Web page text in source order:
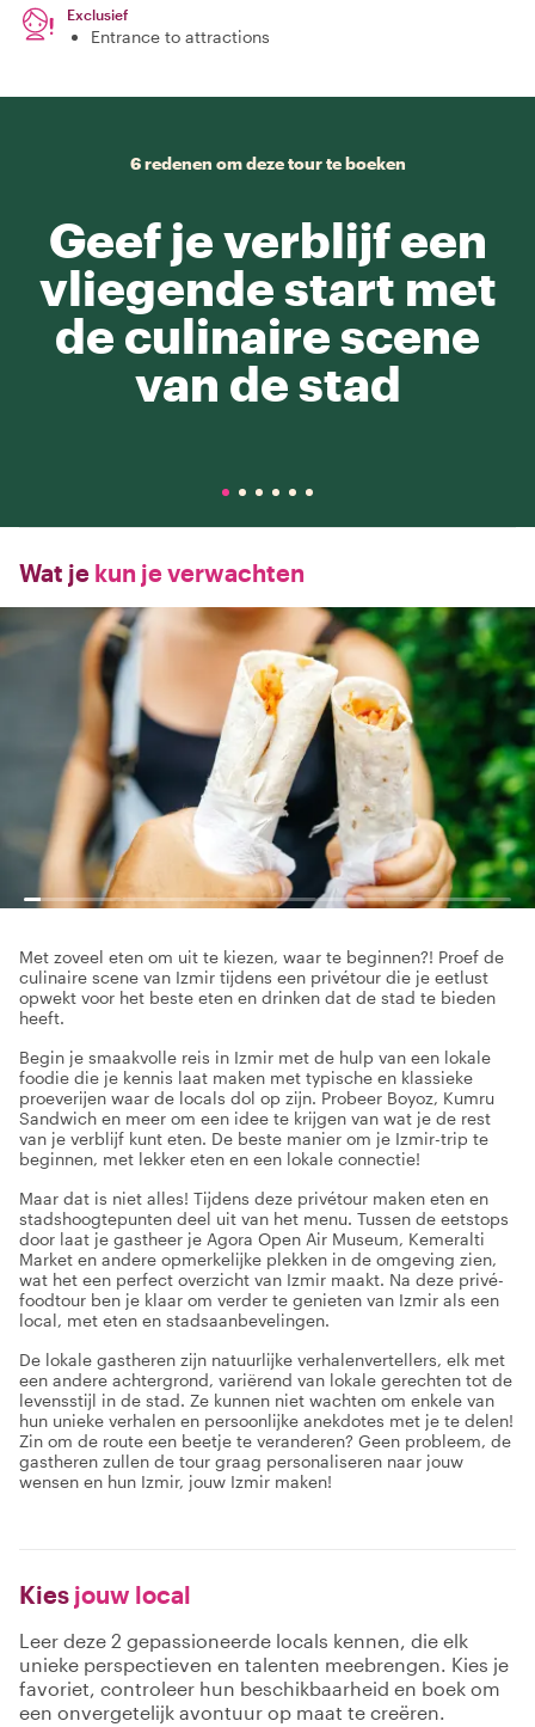
Exclusief
Entrance to attractions
6 redenen om deze tour te boeken
Geef je verblijf een
vliegende start met
de culinaire scene
van de stad
Wat je kun je verwachten
Met zoveel eten om uit te kiezen, waar te beginnen?! Proef de
culinaire scene van Izmir tijdens een privétour die je eetlust
opwekt voor het beste eten en drinken dat de stad te bieden
heeft.
Begin je smaakvolle reis in Izmir met de hulp van een lokale
foodie die je kennis laat maken met typische en klassieke
proeverijen waar de locals dol op zijn. Probeer Boyoz, Kumru
Sandwich en meer om een idee te krijgen van wat je de rest
van je verblijf kunt eten. De beste manier om je Izmir-trip te
beginnen, met lekker eten en een lokale connectie!
Maar dat is niet alles! Tijdens deze privétour maken eten en
stadshoogtepunten deel uit van het menu. Tussen de eetstops
door laat je gastheer je Agora Open Air Museum, Kemeralti
Market en andere opmerkelijke plekken in de omgeving zien,
wat het een perfect overzicht van Izmir maakt. Na deze privé-
foodtour ben je klaar om verder te genieten van Izmir als een
local, met eten en stadsaanbevelingen.
De lokale gastheren zijn natuurlijke verhalenvertellers, elk met
een andere achtergrond, variërend van lokale gerechten tot de
levensstijl in de stad. Ze kunnen niet wachten om enkele van
hun unieke verhalen en persoonlijke anekdotes met je te delen!
Zin om de route een beetje te veranderen? Geen probleem, de
gastheren zullen de tour graag personaliseren naar jouw
wensen en hun Izmir, jouw Izmir maken!
Kies jouw local
Leer deze 2 gepassioneerde locals kennen, die elk
unieke perspectieven en talenten meebrengen. Kies je
favoriet, controleer hun beschikbaarheid en boek om
een onvergetelijk avontuur op maat te creëren.